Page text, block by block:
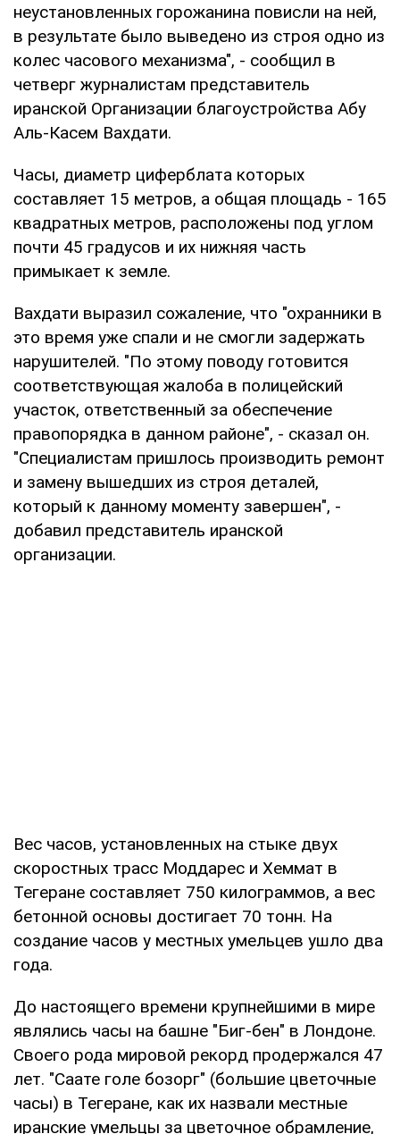
неустановленных горожанина повисли на ней,
в результате было выведено из строя одно из
колес часового механизма", - сообщил в
четверг журналистам представитель
иранской Организации благоустройства Абу
Аль-Касем Вахдати.
Часы, диаметр циферблата которых
составляет 15 метров, а общая площадь - 165
квадратных метров, расположены под углом
почти 45 градусов и их нижняя часть
примыкает к земле.
Вахдати выразил сожаление, что "охранники в
это время уже спали и не смогли задержать
нарушителей. "По этому поводу готовится
соответствующая жалоба в полицейский
участок, ответственный за обеспечение
правопорядка в данном районе", - сказал он.
"Специалистам пришлось производить ремонт
и замену вышедших из строя деталей,
который к данному моменту завершен", -
добавил представитель иранской
организации.
Вес часов, установленных на стыке двух
скоростных трасс Моддарес и Хеммат в
Тегеране составляет 750 килограммов, а вес
бетонной основы достигает 70 тонн. На
создание часов у местных умельцев ушло два
года.
До настоящего времени крупнейшими в мире
являлись часы на башне "Биг-бен" в Лондоне.
Своего рода мировой рекорд продержался 47
лет. "Саате голе бозорг" (большие цветочные
часы) в Тегеране, как их назвали местные
иранские умельцы за цветочное обрамление,